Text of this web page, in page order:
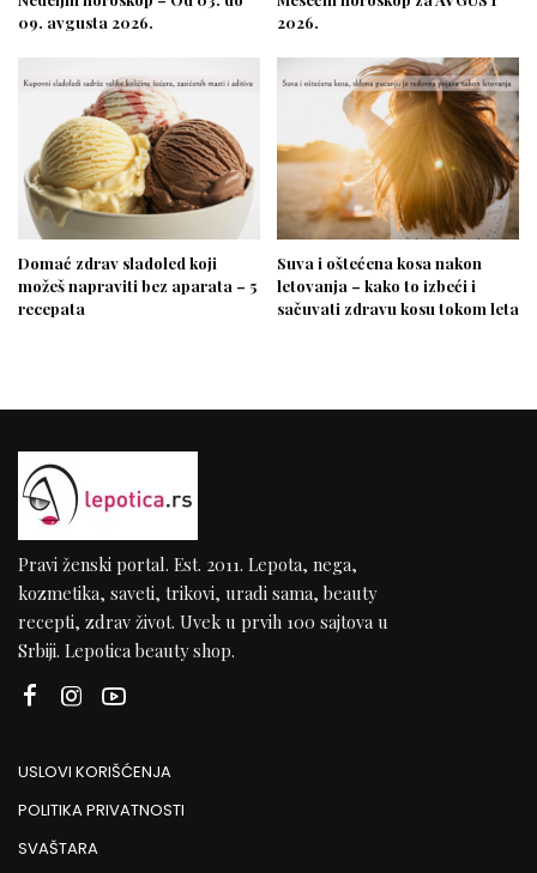
09. avgusta 2026.
2026.
Domać zdrav sladoled koji
možeš napraviti bez aparata – 5
recepata
Suva i oštećena kosa nakon
letovanja – kako to izbeći i
sačuvati zdravu kosu tokom leta
Pravi ženski portal. Est. 2011. Lepota, nega,
kozmetika, saveti, trikovi, uradi sama, beauty
recepti, zdrav život. Uvek u prvih 100 sajtova u
Srbiji. Lepotica beauty shop.
USLOVI KORIŠĆENJA
POLITIKA PRIVATNOSTI
SVAŠTARA